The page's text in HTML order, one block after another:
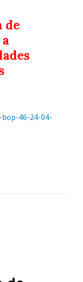
de
46-24-04-